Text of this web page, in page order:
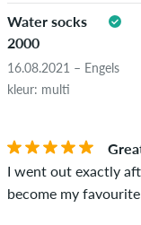
Water socks
2000
16.08.2021 – Engels
kleur: multi
I went out exactly
become my